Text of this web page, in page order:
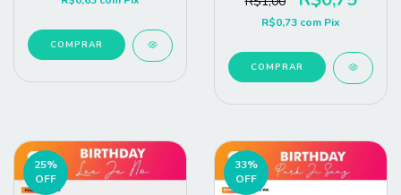
COMPRAR
R$0,73 com Pix
COMPRAR
25%
OFF
33%
OFF